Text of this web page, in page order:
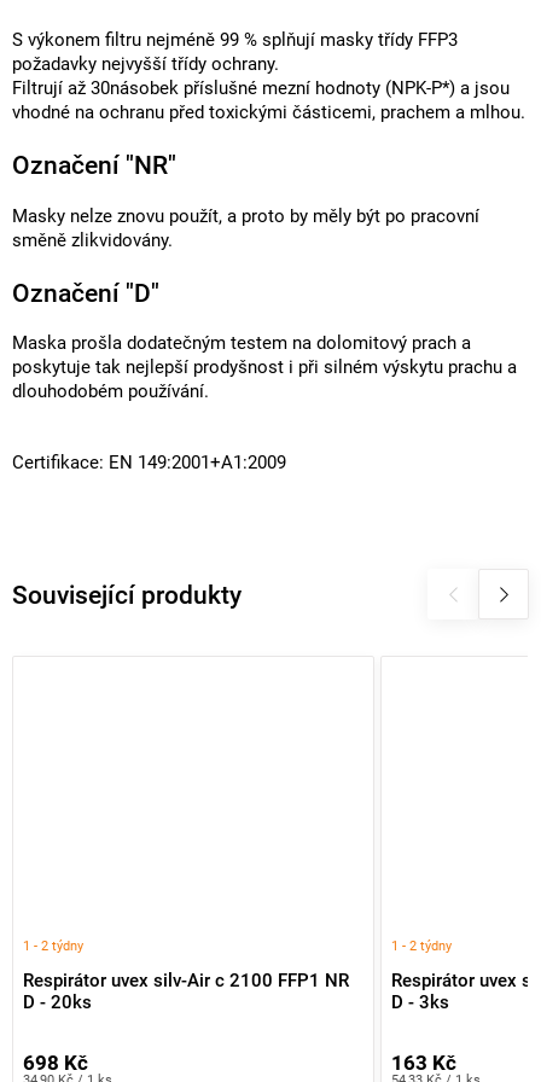
Související produkty
Respirátor uvex silv-Air c 2100 FFP1 NR
D - 20ks
1 - 2 týdny
698 Kč
Respirátor uvex
D - 3ks
1 - 2 týdny
163 Kč
S výkonem filtru nejméně 99 % splňují masky třídy FFP3
požadavky nejvyšší třídy ochrany.
Filtrují až 30násobek příslušné mezní hodnoty (NPK-P*) a jsou
vhodné na ochranu před toxickými částicemi, prachem a mlhou.
Označení "NR"
Masky nelze znovu použít, a proto by měly být po pracovní
směně zlikvidovány.
Označení "D"
Maska prošla dodatečným testem na dolomitový prach a
poskytuje tak nejlepší prodyšnost i při silném výskytu prachu a
dlouhodobém používání.
Certifikace: EN 149:2001+A1:2009